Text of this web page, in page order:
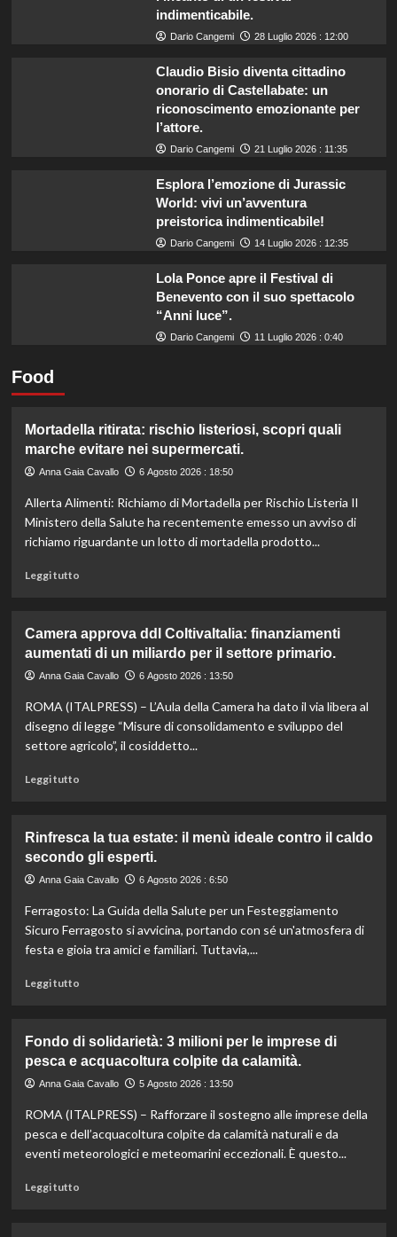
indimenticabile.
Dario Cangemi 28 Luglio 2026 : 12:00
Claudio Bisio diventa cittadino
onorario di Castellabate: un
riconoscimento emozionante per
l’attore.
Dario Cangemi 21 Luglio 2026 : 11:35
Esplora l’emozione di Jurassic
World: vivi un’avventura
preistorica indimenticabile!
Dario Cangemi 14 Luglio 2026 : 12:35
Lola Ponce apre il Festival di
Benevento con il suo spettacolo
“Anni luce”.
Dario Cangemi 11 Luglio 2026 : 0:40
Food
Mortadella ritirata: rischio listeriosi, scopri quali
marche evitare nei supermercati.
Anna Gaia Cavallo 6 Agosto 2026 : 18:50
Allerta Alimenti: Richiamo di Mortadella per Rischio Listeria Il
Ministero della Salute ha recentemente emesso un avviso di
richiamo riguardante un lotto di mortadella prodotto...
Leggi tuttoLeggi
Mortadella
ritirata:
rischio
scopri
quali
marche
Camera approva ddl ColtivaItalia: finanziamenti
aumentati di un miliardo per il settore primario.
Anna Gaia Cavallo 6 Agosto 2026 : 13:50
ROMA (ITALPRESS) – L’Aula della Camera ha dato il via libera al
disegno di legge “Misure di consolidamento e sviluppo del
settore agricolo”, il cosiddetto...
Leggi tuttoLeggi
Camera
approva
ddl
finanziamenti
aumentati
di
primario.
Rinfresca la tua estate: il menù ideale contro il caldo
secondo gli esperti.
Anna Gaia Cavallo 6 Agosto 2026 : 6:50
Ferragosto: La Guida della Salute per un Festeggiamento
Sicuro Ferragosto si avvicina, portando con sé un'atmosfera di
festa e gioia tra amici e familiari. Tuttavia,...
Leggi tuttoLeggi
Rinfresca
la
tua
il
menù
ideale
Fondo di solidarietà: 3 milioni per le imprese di
pesca e acquacoltura colpite da calamità.
Anna Gaia Cavallo 5 Agosto 2026 : 13:50
ROMA (ITALPRESS) – Rafforzare il sostegno alle imprese della
pesca e dell’acquacoltura colpite da calamità naturali e da
eventi meteorologici e meteomarini eccezionali. È questo...
Leggi tuttoLeggi